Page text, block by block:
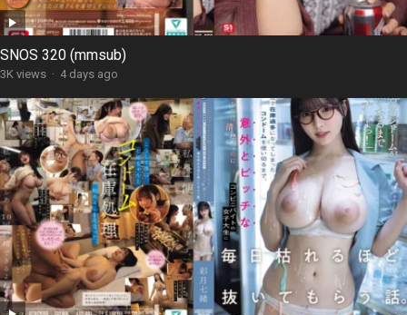
SNOS 320 (mmsub)
3K views · 4 days ago